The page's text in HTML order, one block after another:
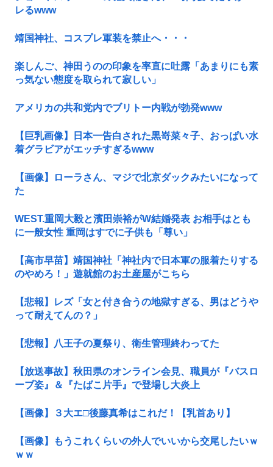
レるwww
靖国神社、コスプレ軍装を禁止へ・・・
楽しんご、神田うのの印象を率直に吐露「あまりにも素
っ気ない態度を取られて寂しい」
アメリカの共和党内でブリトー内戦が勃発www
【巨乳画像】日本一告白された黒嵜菜々子、おっぱい水
着グラビアがエッチすぎるwww
【画像】ローラさん、マジで北京ダックみたいになって
た
WEST.重岡大毅と濱田崇裕がW結婚発表 お相手はとも
に一般女性 重岡はすでに子供も「尊い」
【高市早苗】靖国神社「神社内で日本軍の服着たりする
のやめろ！」遊就館のお土産屋がこちら
【悲報】レズ「女と付き合うの地獄すぎる、男はどうや
って耐えてんの？」
【悲報】八王子の夏祭り、衛生管理終わってた
【放送事故】秋田県のオンライン会見、職員が『バスロ
ーブ姿』＆『たばこ片手』で登場し大炎上
【画像】３大エ□後藤真希はこれだ！【乳首あり】
【画像】もうこれくらいの外人でいいから交尾したいｗ
ｗｗ